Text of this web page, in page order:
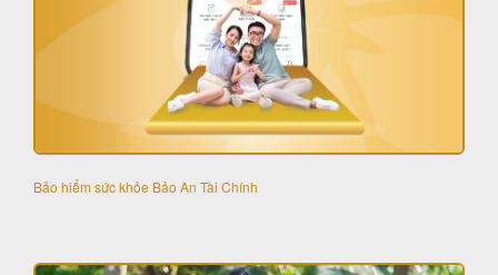
Bảo hiểm sức khỏe Bảo An Tài Chính